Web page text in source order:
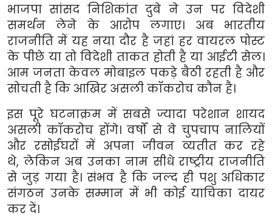
भाजपा सांसद निशिकांत दुबे ने उन पर विदेशी
समर्थन लेने के आरोप लगाए। अब भारतीय
राजनीति में यह नया दौर है जहां हर वायरल पोस्ट
के पीछे या तो विदेशी ताकत होती है या आईटी सेल।
आम जनता केवल मोबाइल पकड़े बैठी रहती है और
सोचती है कि आखिर असली कॉकरोच कौन है।
इस पूरे घटनाक्रम में सबसे ज्यादा परेशान शायद
असली कॉकरोच होंगे। वर्षों से वे चुपचाप नालियों
और रसोईघरों में अपना जीवन व्यतीत कर रहे
थे, लेकिन अब उनका नाम सीधे राष्ट्रीय राजनीति
से जुड़ गया है। संभव है कि जल्द ही पशु अधिकार
संगठन उनके सम्मान में भी कोई याचिका दायर
कर दें।